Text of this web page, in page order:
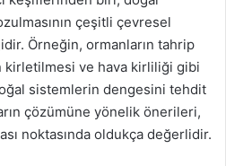
çeşitli çevresel
Örneğin, ormanların tahrip
kirletilmesi ve hava kirliliği gibi
sistemlerin dengesini tehdit
çözümüne yönelik önerileri,
noktasında oldukça değerlidir.